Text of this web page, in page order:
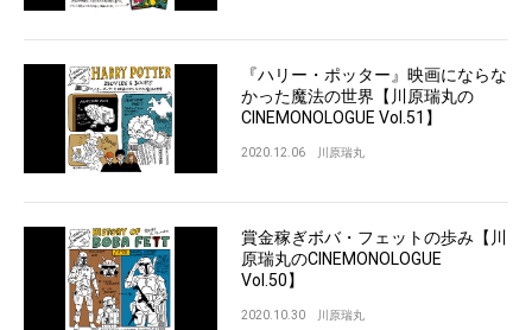
『ハリー・ポッター』映画にならな
かった魔法の世界【川原瑞丸の
CINEMONOLOGUE Vol.51】
2020.12.06 川原瑞丸
賞金稼ぎボバ・フェットの歩み【川
原瑞丸のCINEMONOLOGUE
Vol.50】
2020.10.30 川原瑞丸